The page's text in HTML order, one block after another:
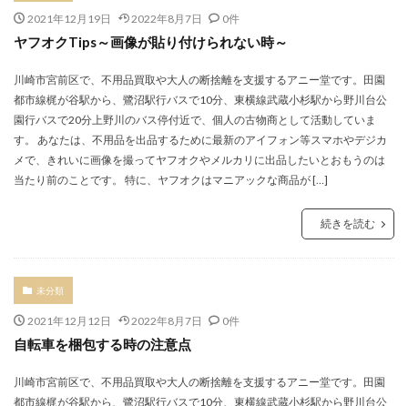
2021年12月19日 2022年8月7日 0件
ヤフオクTips～画像が貼り付けられない時～
川崎市宮前区で、不用品買取や大人の断捨離を支援するアニー堂です。田園
都市線梶が谷駅から、鷺沼駅行バスで10分、東横線武蔵小杉駅から野川台公
園行バスで20分上野川のバス停付近で、個人の古物商として活動していま
す。 あなたは、不用品を出品するために最新のアイフォン等スマホやデジカ
メで、きれいに画像を撮ってヤフオクやメルカリに出品したいとおもうのは
当たり前のことです。 特に、ヤフオクはマニアックな商品が […]
続きを読む
未分類
2021年12月12日 2022年8月7日 0件
自転車を梱包する時の注意点
川崎市宮前区で、不用品買取や大人の断捨離を支援するアニー堂です。田園
都市線梶が谷駅から、鷺沼駅行バスで10分、東横線武蔵小杉駅から野川台公